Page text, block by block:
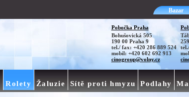
Bazar
Pobočka Praha
Bohušovická 505
190 00 Praha 9
tel./ fax: +420 286 889 524
mobil: +420 602 692 913
cinogroup@volny.cz
Rolety Žaluzie Sítě proti hmyzu Podlahy